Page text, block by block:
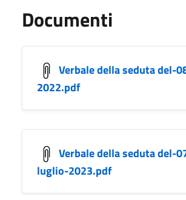
Documenti
Verbale della seduta del-
2022.pdf
Verbale della seduta del-
luglio-2023.pdf